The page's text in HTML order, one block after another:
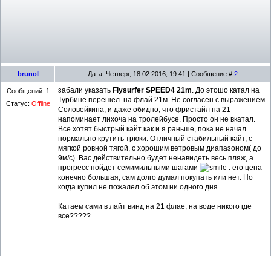
brunol Дата: Четверг, 18.02.2016, 19:41 | Сообщение # 2
Сообщений: 1
Статус: Offline
забали указать Flysurfer SPEED4 21m . До этошо катал на
Турбине перешел на флай 21м. Не согласен с выражением
Соловейкина, и даже обидно, что фристайл на 21
напоминает лихоча на тролейбусе. Просто он не вкатал.
Все хотят быстрый кайт как и я раньше, пока не начал
нормально крутить трюки. Отличный стабильный кайт, с
мягкой ровной тягой, с хорошим ветровым диапазоном( до
9м/с). Вас действительно будет ненавидеть весь пляж, а
прогресс пойдет семимильными шагами
. его цена
конечно большая, сам долго думал покупать или нет. Но
когда купил не пожалел об этом ни одного дня
Катаем сами в лайт винд на 21 флае, на воде никого где
все?????